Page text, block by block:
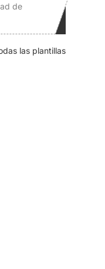
de
las plantillas